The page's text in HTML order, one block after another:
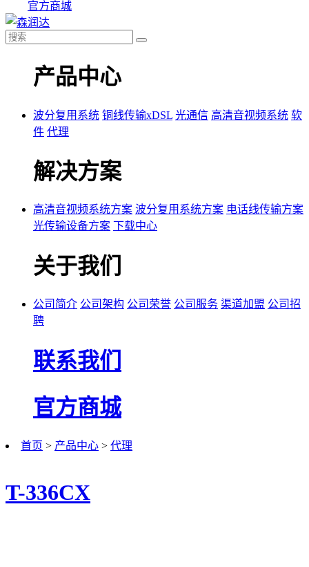
官方商城
产品中心
波分复用系统 铜线传输xDSL 光通信 高清音视频系统 软
件 代理
解决方案
高清音视频系统方案 波分复用系统方案 电话线传输方案
光传输设备方案 下载中心
关于我们
公司简介 公司架构 公司荣誉 公司服务 渠道加盟 公司招
聘
联系我们
官方商城
首页 > 产品中心 > 代理
T-336CX